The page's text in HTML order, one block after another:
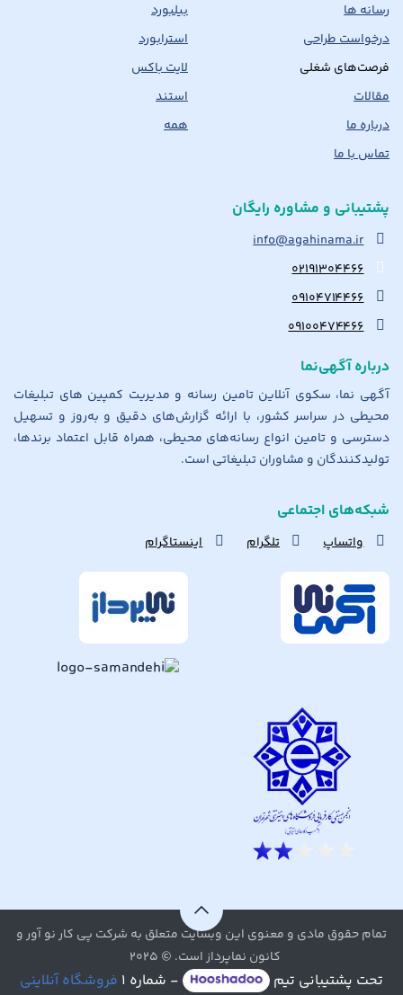
رسانه ها
درخواست طراحی
فرصت‌های شغلی
مقالات
درباره ما
تماس با ما
بیلبورد
استرابورد
لایت باکس
استند
همه
پشتیبانی و مشاوره رایگان
info@agahinama.ir
۰۲۱۹۱۳۰۴۴۶۶
۰۹۱۰۴۷۱۴۴۶۶
۰۹۱۰۰۴۷۴۴۶۶
درباره آگهی‌نما
آگهی نما، سکوی آنلاین تامین رسانه و مدیریت کمپین های تبلیغات
محیطی در سراسر کشور، با ارائه گزارش‌های دقیق و به‌روز و تسهیل
دسترسی و تامین انواع رسانه‌های محیطی، همراه قابل اعتماد برندها،
تولیدکنندگان و مشاوران تبلیغاتی است.
شبکه‌های اجتماعی
واتساپ تلگرام اینستاگرام
تمام حقوق مادی و معنوی این وبسایت متعلق به شرکت پی کار نو آور و
کانون نماپرداز است. © ۲۰۲۵
تحت پشتیبانی تیم - شماره ۱ فروشگاه آنلاینی